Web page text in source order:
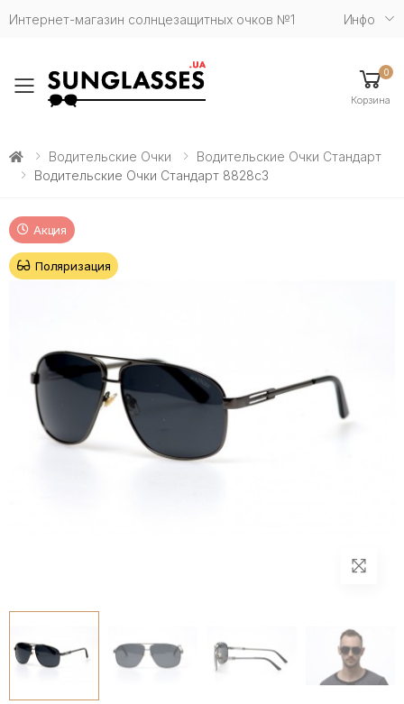
Интернет-магазин солнцезащитных очков №1 Инфо
Toggle mobile menu
0
Корзина
Водительские Очки
Водительские Очки Стандарт
Водительские Очки Стандарт 8828c3
Акция
Поляризация